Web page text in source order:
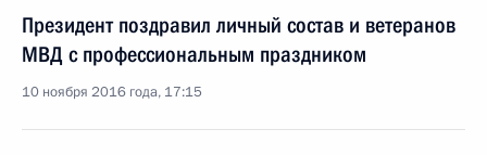
Президент поздравил личный состав и ветеранов
МВД с профессиональным праздником
10 ноября 2016 года, 17:15